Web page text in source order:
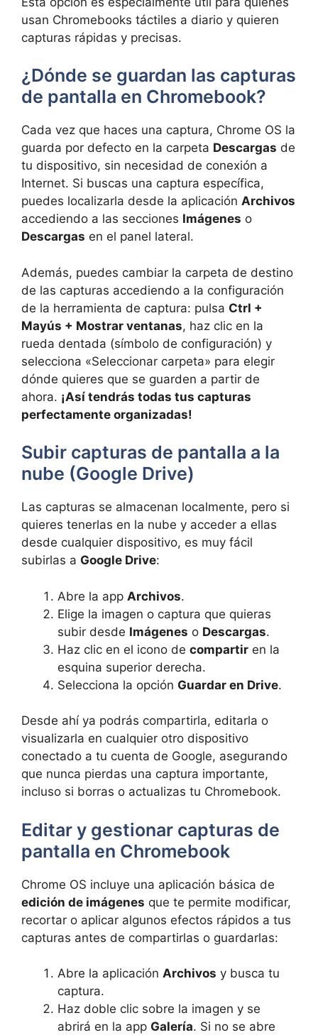
usan Chromebooks táctiles a diario y quieren
capturas rápidas y precisas.
¿Dónde se guardan las capturas
de pantalla en Chromebook?
Cada vez que haces una captura, Chrome OS la
guarda por defecto en la carpeta Descargas de
tu dispositivo, sin necesidad de conexión a
Internet. Si buscas una captura específica,
puedes localizarla desde la aplicación Archivos
accediendo a las secciones Imágenes o
Descargas en el panel lateral.
Además, puedes cambiar la carpeta de destino
de las capturas accediendo a la configuración
de la herramienta de captura: pulsa Ctrl +
Mayús + Mostrar ventanas, haz clic en la
rueda dentada (símbolo de configuración) y
selecciona «Seleccionar carpeta» para elegir
dónde quieres que se guarden a partir de
ahora. ¡Así tendrás todas tus capturas
perfectamente organizadas!
Subir capturas de pantalla a la
nube (Google Drive)
Las capturas se almacenan localmente, pero si
quieres tenerlas en la nube y acceder a ellas
desde cualquier dispositivo, es muy fácil
subirlas a Google Drive:
Abre la app Archivos.
Elige la imagen o captura que quieras
subir desde Imágenes o Descargas.
Haz clic en el icono de compartir en la
esquina superior derecha.
Selecciona la opción Guardar en Drive.
Desde ahí ya podrás compartirla, editarla o
visualizarla en cualquier otro dispositivo
conectado a tu cuenta de Google, asegurando
que nunca pierdas una captura importante,
incluso si borras o actualizas tu Chromebook.
Editar y gestionar capturas de
pantalla en Chromebook
Chrome OS incluye una aplicación básica de
edición de imágenes que te permite modificar,
recortar o aplicar algunos efectos rápidos a tus
capturas antes de compartirlas o guardarlas:
Abre la aplicación Archivos y busca tu
captura.
Haz doble clic sobre la imagen y se
abrirá en la app Galería. Si no se abre